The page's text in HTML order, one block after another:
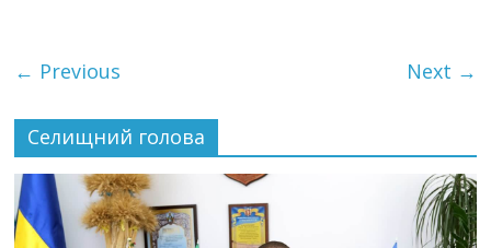
← Previous Next →
Селищний голова